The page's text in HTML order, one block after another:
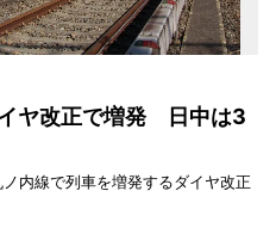
ヤ改正で増発 日中は3
内線で列車を増発するダイヤ改正